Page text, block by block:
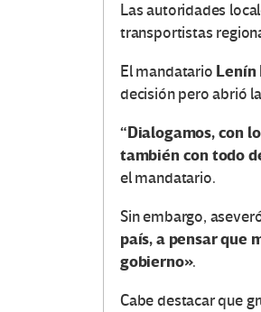
Las autoridades
transportistas
El mandatario Lenín
decisión pero abrió
“Dialogamos, con
también con todo
el mandatario.
Sin embargo,
país, a pensar que
gobierno».
Cabe destacar que